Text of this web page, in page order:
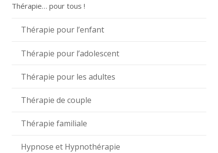
Thérapie… pour tous !
Thérapie pour l’enfant
Thérapie pour l’adolescent
Thérapie pour les adultes
Thérapie de couple
Thérapie familiale
Hypnose et Hypnothérapie